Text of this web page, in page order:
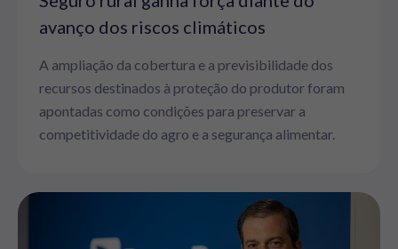
avanço dos riscos climáticos
A ampliação da cobertura e a previsibilidade dos
recursos destinados à proteção do produtor foram
apontadas como condições para preservar a
competitividade do agro e a segurança alimentar.